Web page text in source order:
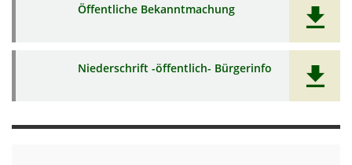
Öffentliche Bekanntmachung
Niederschrift -öffentlich- Bürgerinfo